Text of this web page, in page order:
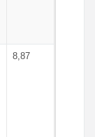
8,87